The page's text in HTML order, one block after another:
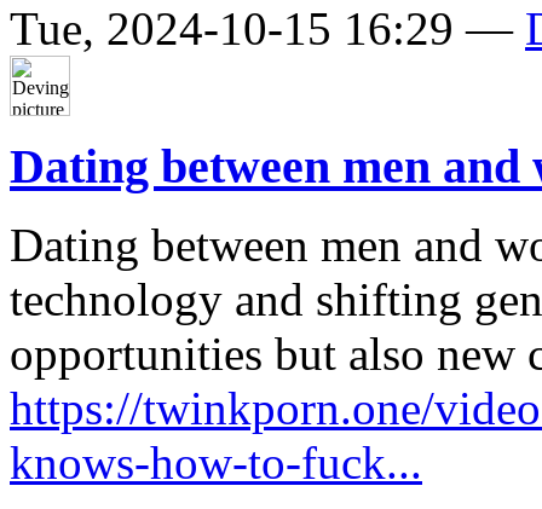
Tue, 2024-10-15 16:29 —
Dating between men and
Dating between men and
technology and shifting
opportunities but also new
https://twinkporn.one/
knows-how-to-fuck...